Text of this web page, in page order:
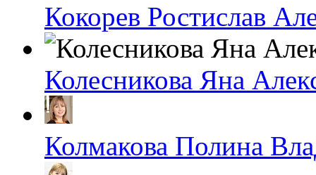
Кокорев Ростислав
Колесникова Яна
Колмакова Полина